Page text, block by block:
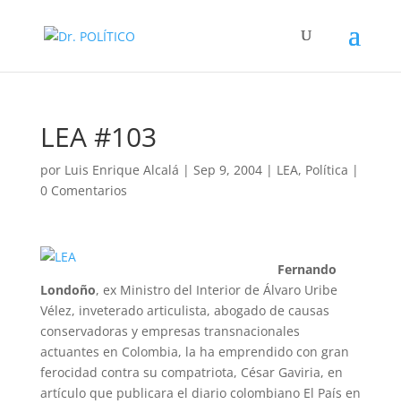
LEA #103
por Luis Enrique Alcalá | Sep 9, 2004| LEA, Política |
0 Comentarios
Fernando
Londoño, ex Ministro del Interior de Álvaro Uribe
Vélez, inveterado articulista, abogado de causas
conservadoras y empresas transnacionales
actuantes en Colombia, la ha emprendido con gran
ferocidad contra su compatriota, César Gaviria, en
artículo que publicara el diario colombiano El País en